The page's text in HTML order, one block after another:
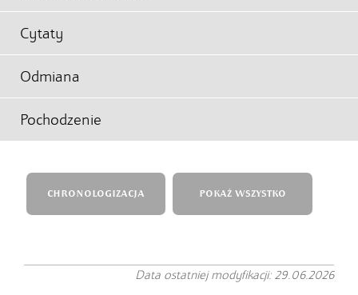
Cytaty
Odmiana
Pochodzenie
CHRONOLOGIZACJA POKAŻ WSZYSTKO
Data ostatniej modyfikacji: 29.06.2026